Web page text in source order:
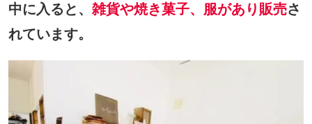
中に入ると、 雑貨や焼き菓子、服があり販売さ
れています。